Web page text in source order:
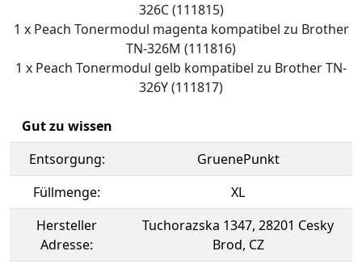
326C (111815)
1 x Peach Tonermodul magenta kompatibel zu Brother
TN-326M (111816)
1 x Peach Tonermodul gelb kompatibel zu Brother TN-
326Y (111817)
Gut zu wissen
Entsorgung:
GruenePunkt
Füllmenge:
XL
Hersteller
Adresse:
Tuchorazska 1347, 28201 Cesky
Brod, CZ